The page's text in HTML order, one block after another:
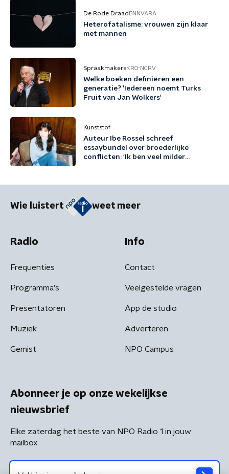
De Rode Draad BNNVARA
Heterofatalisme: vrouwen zijn klaar
met mannen
SpraakmakersKRO-NCRV
Welke boeken definiëren een
generatie? 'Iedereen noemt Turks
Fruit van Jan Wolkers'
Kunststof
Auteur Ibe Rossel schreef
essaybundel over broederlijke
conflicten: 'Ik ben veel milder
Wie luistert weet meer
Radio
Frequenties
Programma's
Presentatoren
Muziek
Gemist
Info
Contact
Veelgestelde vragen
App de studio
Adverteren
NPO Campus
Abonneer je op onze wekelijkse
nieuwsbrief
Elke zaterdag het beste van NPO Radio 1 in jouw
mailbox